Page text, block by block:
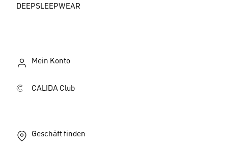
DEEPSLEEPWEAR
Mein Konto
CALIDA Club
Geschäft finden